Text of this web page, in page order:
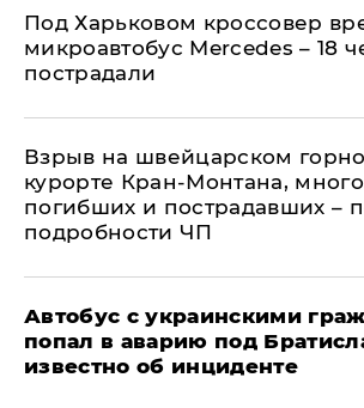
Под Харьковом кроссовер
микроавтобус Mercedes – 18
пострадали
Взрыв на швейцарском
курорте Кран-Монтана, много
погибших и пострадавших –
подробности ЧП
Автобус с украинскими
попал в аварию под
известно об инциденте